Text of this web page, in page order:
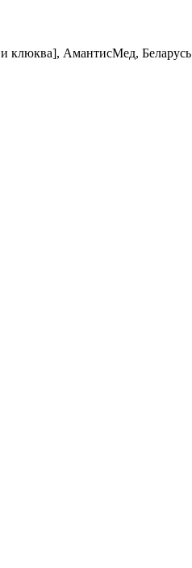
и клюква], АмантисМед, Беларусь